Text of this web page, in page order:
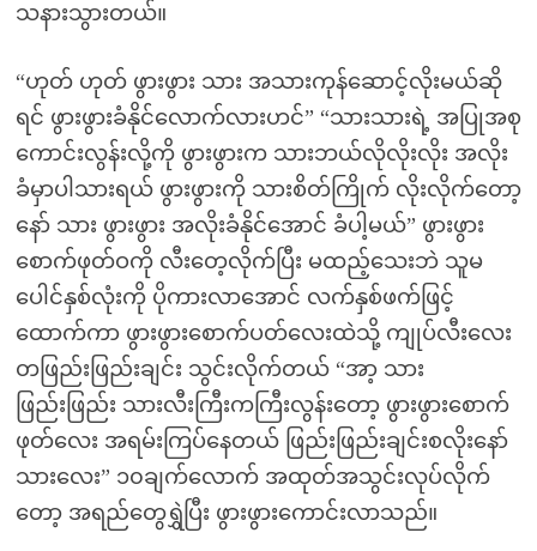
သနားသွားတယ်။
“ဟုတ် ဟုတ် ဖွားဖွား သား အသားကုန်ဆောင့်လိုးမယ်ဆို
ရင် ဖွားဖွားခံနိုင်လောက်လားဟင်” “သားသားရဲ့ အပြုအစု
ကောင်းလွန်းလို့ကို ဖွားဖွားက သားဘယ်လိုလိုးလိုး အလိုး
ခံမှာပါသားရယ် ဖွားဖွားကို သားစိတ်ကြိုက် လိုးလိုက်တော့
နော် သား ဖွားဖွား အလိုးခံနိုင်အောင် ခံပါ့မယ်” ဖွားဖွား
စောက်ဖုတ်ဝကို လီးတေ့လိုက်ပြီး မထည့်သေးဘဲ သူမ
ပေါင်နှစ်လုံးကို ပိုကားလာအောင် လက်နှစ်ဖက်ဖြင့်
ထောက်ကာ ဖွားဖွားစောက်ပတ်လေးထဲသို့ ကျုပ်လီးလေး
တဖြည်းဖြည်းချင်း သွင်းလိုက်တယ် “အာ့ သား
ဖြည်းဖြည်း သားလီးကြီးကကြီးလွန်းတော့ ဖွားဖွားစောက်
ဖုတ်လေး အရမ်းကြပ်နေတယ် ဖြည်းဖြည်းချင်းစလိုးနော်
သားလေး” ၁၀ချက်လောက် အထုတ်အသွင်းလုပ်လိုက်
တော့ အရည်တွေရွှဲပြီး ဖွားဖွားကောင်းလာသည်။